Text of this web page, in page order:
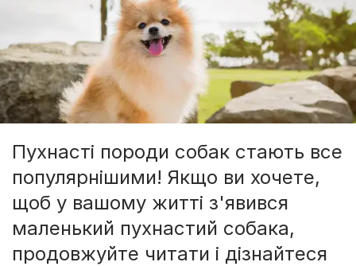
Пухнасті породи собак стають все
популярнішими! Якщо ви хочете,
щоб у вашому житті з'явився
маленький пухнастий собака,
продовжуйте читати і дізнайтеся